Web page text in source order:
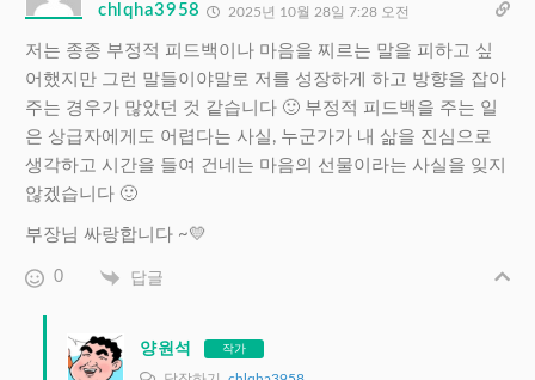
chlqha3958 2025년 10월 28일 7:28 오전
저는 종종 부정적 피드백이나 마음을 찌르는 말을 피하고 싶
어했지만 그런 말들이야말로 저를 성장하게 하고 방향을 잡아
주는 경우가 많았던 것 같습니다 🙂 부정적 피드백을 주는 일
은 상급자에게도 어렵다는 사실, 누군가가 내 삶을 진심으로
생각하고 시간을 들여 건네는 마음의 선물이라는 사실을 잊지
않겠습니다 🙂
부장님 싸랑합니다 ~💛
0 답글
양원석 작가